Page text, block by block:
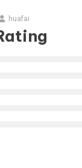
huafai